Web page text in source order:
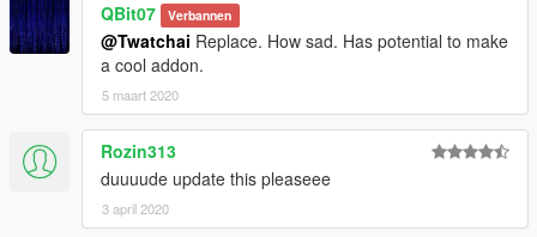
QBit07 Verbannen
@Twatchai Replace. How sad. Has potential to make
a cool addon.
5 maart 2020
Rozin313
duuuude update this pleaseee
3 april 2020